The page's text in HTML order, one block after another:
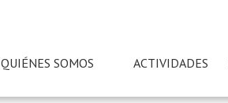
QUIÉNES SOMOS ACTIVIDADES